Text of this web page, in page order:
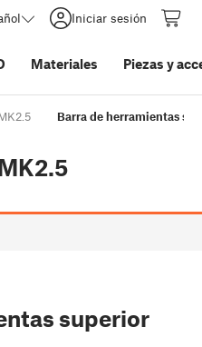
Iniciar sesión
Materiales Piezas y
Barra de herramientas
superior